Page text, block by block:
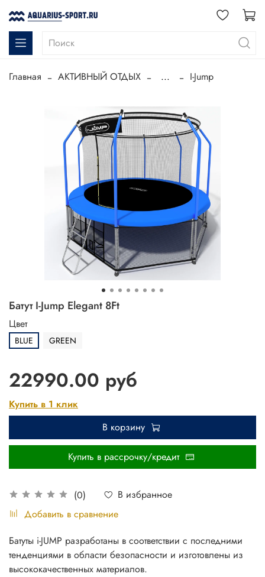
Главная АКТИВНЫЙ ОТДЫХ ... I-Jump
Батут I-Jump Elegant 8Ft
(0)
В избранное
Добавить в сравнение
Цвет
BLUE GREEN
22990.00 руб
Купить в 1 клик
В корзину
Купить в рассрочку/кредит
Батуты i-JUMP разработаны в соответствии с последними
тенденциями в области безопасности и изготовлены из
высококачественных материалов.